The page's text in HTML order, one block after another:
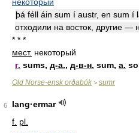
þá féll áin sum í austr, en sum
отходили на восток, другие —
* * *
мест. некоторый
г. sums, д-а., д-в-н. sum, а.
Old Norse-ensk orðabók > sumr
6
lang·ermar
f. pl.